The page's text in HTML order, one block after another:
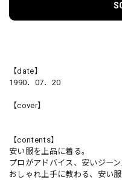
【date】
1990．07．20
【cover】
【contents】
安い服を上品に着る。
プロがアドバイス、安いジーン
おしゃれ上手に教わる、安い